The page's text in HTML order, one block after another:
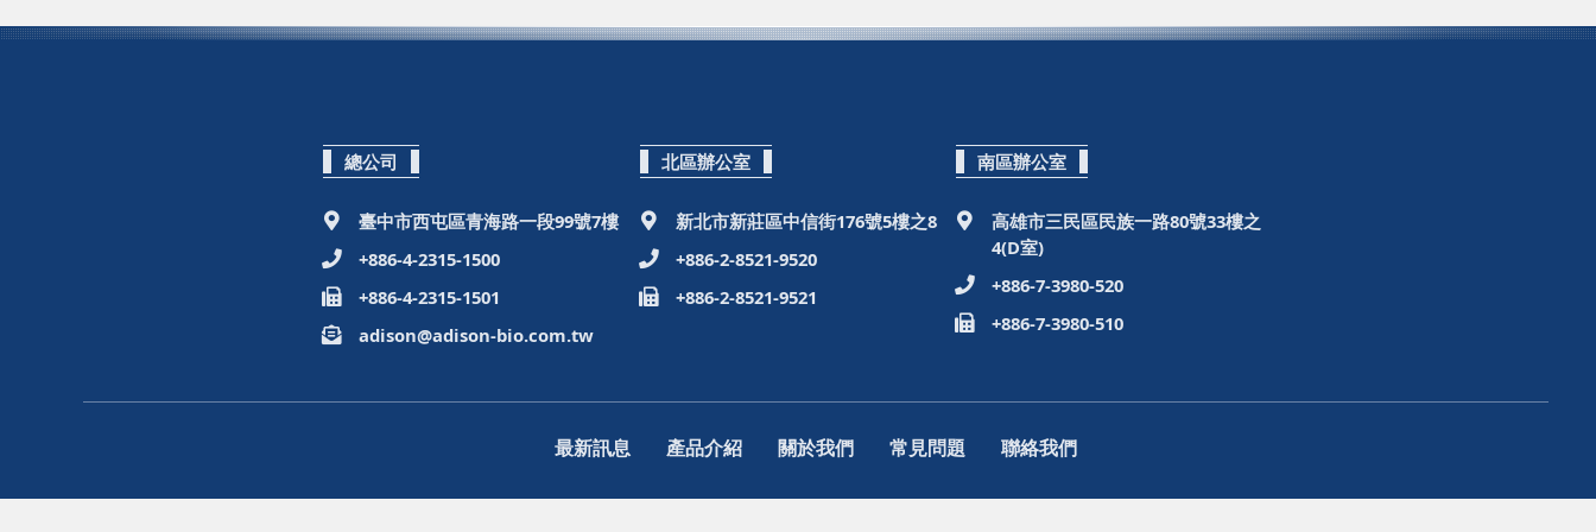
總公司
臺中市西屯區青海路一段99號7樓
+886-4-2315-1500
+886-4-2315-1501
adison@adison-bio.com.tw
北區辦公室
新北市新莊區中信街176號5樓之8
+886-2-8521-9520
+886-2-8521-9521
南區辦公室
高雄市三民區民族一路80號33樓之
4(D室)
+886-7-3980-520
+886-7-3980-510
最新訊息 產品介紹 關於我們 常見問題 聯絡我們